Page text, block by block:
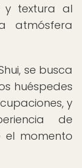
y textura al
atmósfera
se busca
huéspedes
y
de
el momento